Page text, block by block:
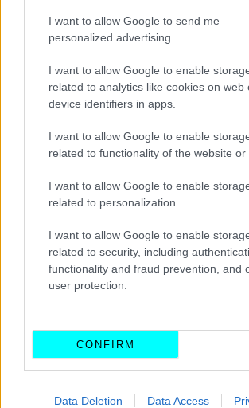
I want to allow Google to send me
personalized advertising.
I want to allow Google to enable
related to analytics like cookies on web
device identifiers in apps.
I want to allow Google to enable
related to functionality of the website or
I want to allow Google to enable
related to personalization.
I want to allow Google to enable
related to security, including
functionality and fraud prevention, and
user protection.
CONFIRM
Data Deletion Data Access